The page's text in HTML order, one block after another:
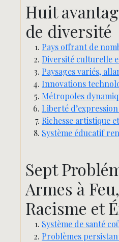
Huit
de diversité
Pays offrant de
Diversité culturelle
Paysages variés,
Innovations
Métropoles
Liberté
Richesse artistique
Système éducatif
Sept
Armes à
Racisme et
Système de santé
Problèmes